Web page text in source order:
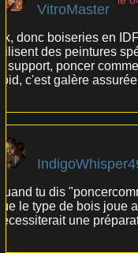
VitroMaster
Ok, donc boiseries en
utilisent des peintures
le support, poncer
froid, c'est galère
Quand tu dis
que le type de bois joue
nécessiterait une